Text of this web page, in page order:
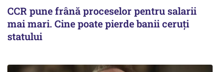
CCR pune frână proceselor pentru salarii
mai mari. Cine poate pierde banii ceruți
statului